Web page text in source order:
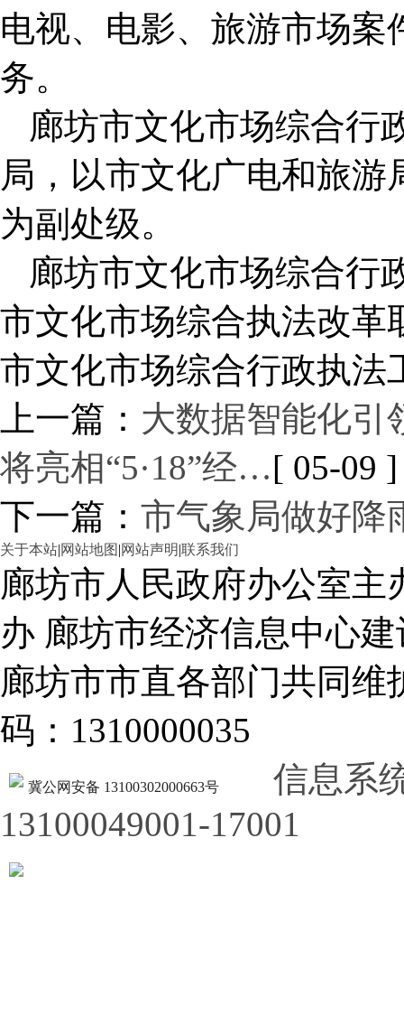
电视、电影、旅游市场案
务。
廊坊市文化市场综合行
局，以市文化广电和旅
为副处级。
廊坊市文化市场综合行
市文化市场综合执法改革
市文化市场综合行政执法
上一篇： 大数据智能化引
将亮相“5·18”经…[ 05-09 ]
下一篇： 市气象局做好降
关于本站|网站地图 |网站声明|联系我们
廊坊市人民政府办公室
办 廊坊市经济信息中心建
廊坊市市直各部门共同
码：1310000035
冀公网安备 13100302000663号
信息系
13100049001-17001